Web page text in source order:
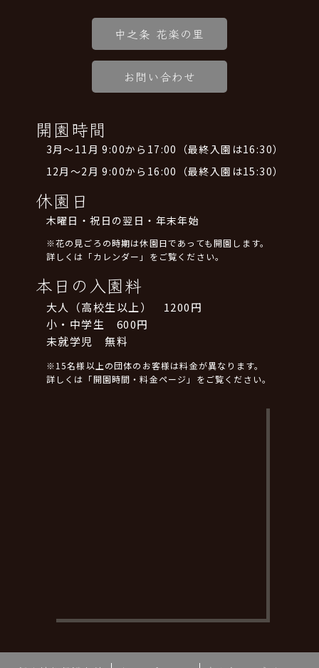
中之条 花楽の里
お問い合わせ
開園時間
3月～11月 9:00から17:00（最終入園は16:30）
12月～2月 9:00から16:00（最終入園は15:30）
休園日
木曜日・祝日の翌日・年末年始
※花の見ごろの時期は休園日であっても開園します。
詳しくは「カレンダー」をご覧ください。
本日の入園料
大人（高校生以上） 1200円
小・中学生 600円
未就学児 無料
※15名様以上の団体のお客様は料金が異なります。
詳しくは「開園時間・料金ページ」をご覧ください。